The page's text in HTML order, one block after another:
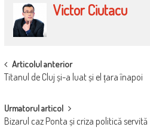
Victor Ciutacu
POST
NAVIGATION
Articolul anterior
Titanul de Cluj și-a luat și el țara înapoi
Urmatorul articol
Bizarul caz Ponta și criza politică servită